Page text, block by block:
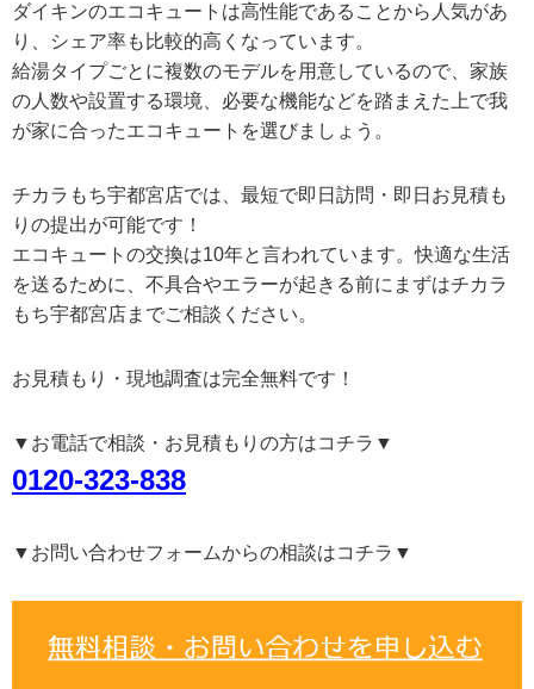
ダイキンのエコキュートは高性能であることから人気があ
り、シェア率も比較的高くなっています。
給湯タイプごとに複数のモデルを用意しているので、家族
の人数や設置する環境、必要な機能などを踏まえた上で我
が家に合ったエコキュートを選びましょう。
チカラもち宇都宮店では、最短で即日訪問・即日お見積も
りの提出が可能です！
エコキュートの交換は10年と言われています。快適な生活
を送るために、不具合やエラーが起きる前にまずはチカラ
もち宇都宮店までご相談ください。
お見積もり・現地調査は完全無料です！
▼お電話で相談・お見積もりの方はコチラ▼
0120-323-838
▼お問い合わせフォームからの相談はコチラ▼